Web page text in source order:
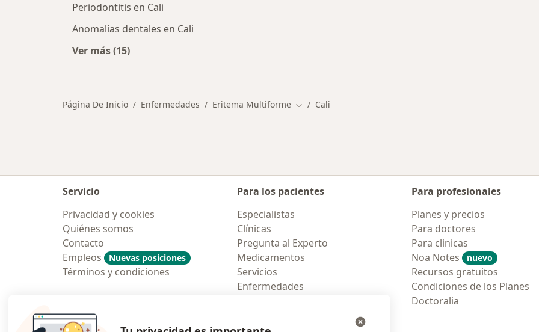
Periodontitis en Cali
Anomalías dentales en Cali
Ver más (15)
Página De Inicio Enfermedades Eritema Multiforme Cambiar de ciudad
Cali
Servicio
Privacidad y cookies
Quiénes somos
Contacto
Empleos
Nuevas posiciones
Términos y condiciones
Para los pacientes
Especialistas
Clínicas
Pregunta al Experto
Medicamentos
Servicios
Enfermedades
Para profesionales
Planes y precios
Para doctores
Para clinicas
Noa Notes
nuevo
Recursos gratuitos
Condiciones de los Planes
Doctoralia